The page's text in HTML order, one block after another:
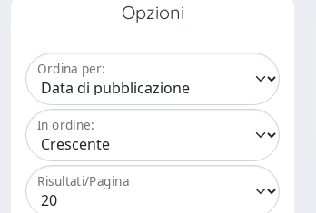
Opzioni
Ordina per:
In ordine:
Risultati/Pagina